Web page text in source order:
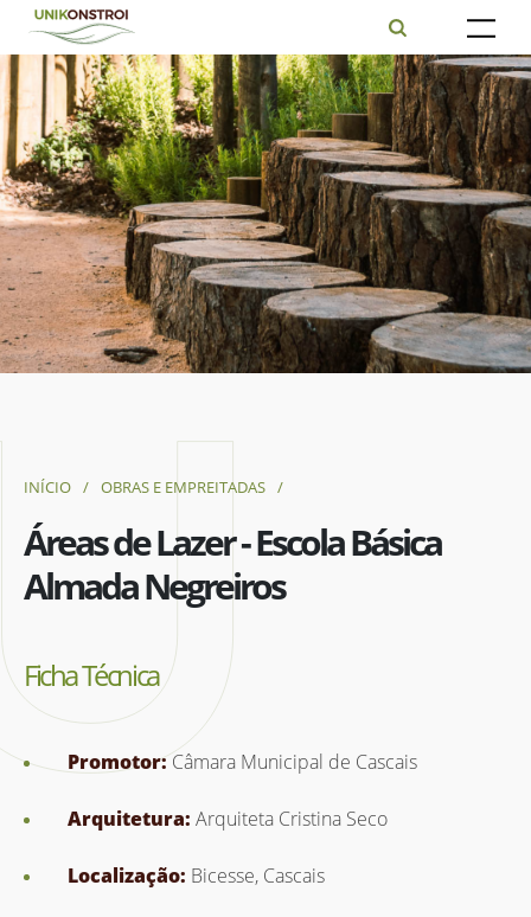
INÍCIO / OBRAS E EMPREITADAS /
Áreas de Lazer - Escola Básica
Almada Negreiros
Ficha Técnica
Promotor:Câmara Municipal de Cascais
Arquitetura: Arquiteta Cristina Seco
Localização: Bicesse, Cascais